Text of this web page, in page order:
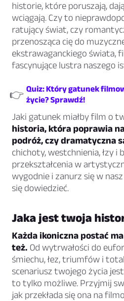
historie, które poruszają,
wciągają. Czy to
ratujący świat, czy
przenosząca cię do
ekstrawaganckiego świata,
fascynujące lustra naszego
👉 Quiz: Który gatunek
życie? Sprawdź!
Jaki gatunek miałby film o
historia, która poprawia
podróż, czy dramatyczna
chichoty, westchnienia, łzy i
przekształcenia w
wygodnie i zanurz się w
się dowiedzieć.
Jaka jest twoja
Każda ikoniczna postać
też. Od wytrwałości do
śmiechu, łez, triumfów i
scenariusz twojego życia
to tylko możliwe. Przyjmij
jak przekłada się ona na